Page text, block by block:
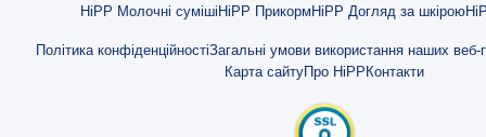
Що потрібно враховувати при грудному вигодовуванні?
На що треба звертати увагу при зціджуванні молока?
Зціджування грудного молока: ТОП-5 порад
HiPP Молочні суміші HiPP Прикорм HiPP Догляд за шкірою
Політика конфіденційностіЗагальні умови використання наших веб-
Карта сайтуПро HiPP Контакти